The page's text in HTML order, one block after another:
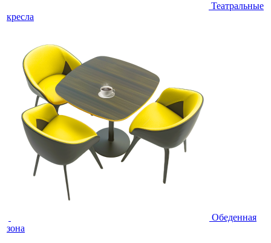
Театральные
кресла
Обеденная
зона